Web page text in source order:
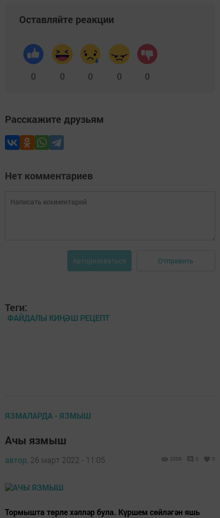
Оставляйте реакции
0 0 0 0 0
Расскажите друзьям
Нет комментариев
Авторизоваться Отправить
Теги:
ФАЙДАЛЫ КИҢӘШ РЕЦЕПТ
ЯЗМАЛАРДА - ЯЗМЫШ
Ачы язмыш
автор, 26 март 2022 - 11:05 2006 0 0
Тормышта төрле хәлләр була. Күршем сөйләгән яшь